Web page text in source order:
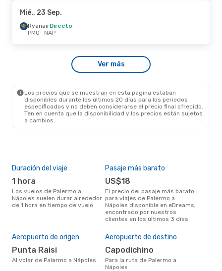
Mié., 23 Sep.
RyanairDirecto
PMO- NAP
Ver más
Los precios que se muestran en esta página estaban
disponibles durante los últimos 20 días para los periodos
especificados y no deben considerarse el precio final ofrecido.
Ten en cuenta que la disponibilidad y los precios están sujetos
a cambios.
Duración del viaje
1 hora
Los vuelos de Palermo a
Nápoles suelen durar alrededor
de 1 hora en tiempo de vuelo
Pasaje más barato
US$18
El precio del pasaje más barato
para viajes de Palermo a
Nápoles disponible en eDreams,
encontrado por nuestros
clientes en los últimos 3 días
Aeropuerto de origen
Punta Raisi
Al volar de Palermo a Nápoles
Aeropuerto de destino
Capodichino
Para la ruta de Palermo a
Nápoles